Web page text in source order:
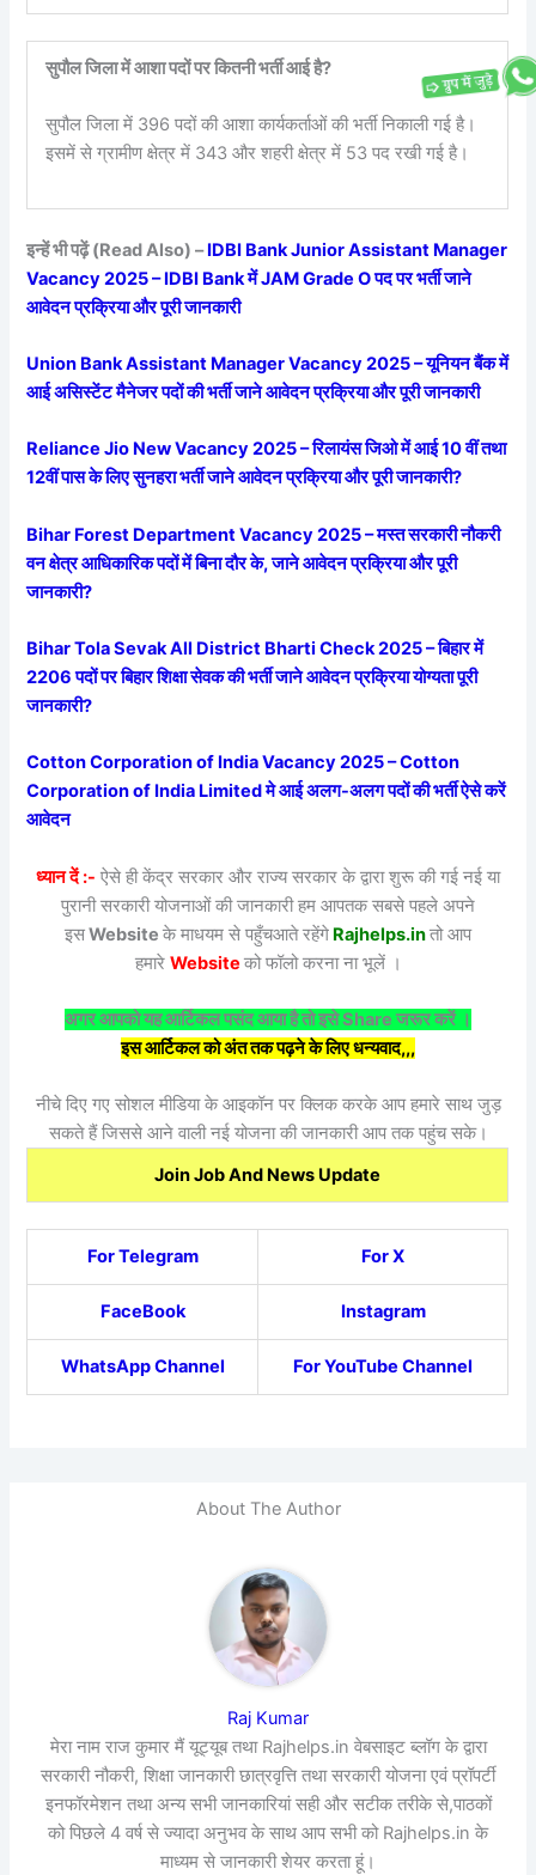
सुपौल जिला में आशा पदों पर कितनी भर्ती आई है?
सुपौल जिला में 396 पदों की आशा कार्यकर्ताओं की भर्ती निकाली गई है।
इसमें से ग्रामीण क्षेत्र में 343 और शहरी क्षेत्र में 53 पद रखी गई है।
इन्हें भी पढ़ें (Read Also) –IDBI Bank Junior Assistant Manager
Vacancy 2025 – IDBI Bank में JAM Grade O पद पर भर्ती जाने
आवेदन प्रक्रिया और पूरी जानकारी
Union Bank Assistant Manager Vacancy 2025 – यूनियन बैंक में
आई असिस्टेंट मैनेजर पदों की भर्ती जाने आवेदन प्रक्रिया और पूरी जानकारी
Reliance Jio New Vacancy 2025 – रिलायंस जिओ में आई 10 वीं तथा
12वीं पास के लिए सुनहरा भर्ती जाने आवेदन प्रक्रिया और पूरी जानकारी?
Bihar Forest Department Vacancy 2025 – मस्त सरकारी नौकरी
वन क्षेत्र आधिकारिक पदों में बिना दौर के, जाने आवेदन प्रक्रिया और पूरी
जानकारी?
Bihar Tola Sevak All District Bharti Check 2025 – बिहार में
2206 पदों पर बिहार शिक्षा सेवक की भर्ती जाने आवेदन प्रक्रिया योग्यता पूरी
जानकारी?
Cotton Corporation of India Vacancy 2025 – Cotton
Corporation of India Limited मे आई अलग-अलग पदों की भर्ती ऐसे करें
आवेदन
ध्यान दें :- ऐसे ही केंद्र सरकार और राज्य सरकार के द्वारा शुरू की गई नई या
पुरानी सरकारी योजनाओं की जानकारी हम आपतक सबसे पहले अपने
इसWebsite के माधयम से पहुँचआते रहेंगे Rajhelps.inतो आप
हमारे Website को फॉलो करना ना भूलें ।
अगर आपको यह आर्टिकल पसंद आया है तो इसे Share जरूर करें ।
इस आर्टिकल को अंत तक पढ़ने के लिए धन्यवाद,,,
नीचे दिए गए सोशल मीडिया के आइकॉन पर क्लिक करके आप हमारे साथ जुड़
सकते हैं जिससे आने वाली नई योजना की जानकारी आप तक पहुंच सके।
Join Job And News Update
For Telegram For X
FaceBook Instagram
WhatsApp Channel For YouTube Channel
About The Author
Raj Kumar
मेरा नाम राज कुमार मैं यूट्यूब तथा Rajhelps.in वेबसाइट ब्लॉग के द्वारा
सरकारी नौकरी, शिक्षा जानकारी छात्रवृत्ति तथा सरकारी योजना एवं प्रॉपर्टी
इनफॉरमेशन तथा अन्य सभी जानकारियां सही और सटीक तरीके से,पाठकों
को पिछले 4 वर्ष से ज्यादा अनुभव के साथ आप सभी को Rajhelps.in के
माध्यम से जानकारी शेयर करता हूं।